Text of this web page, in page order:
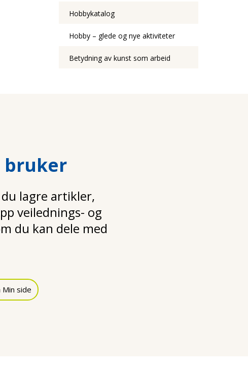
Hobbykatalog
Hobby – glede og nye aktiviteter
Betydning av kunst som arbeid
bruker
lagre artikler,
veilednings- og
du kan dele med
side